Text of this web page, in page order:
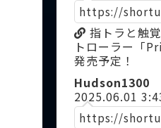
https://
指トラと触
トローラー「
発売予定！
Hudson1300
2025.06.01
https://